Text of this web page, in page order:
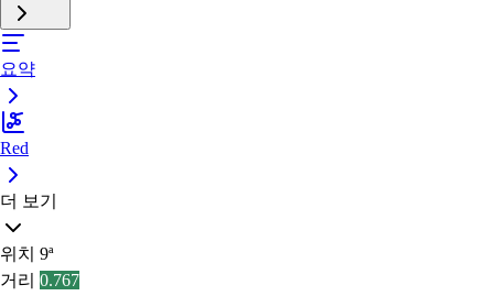
요약
Red
더 보기
위치 9ª
거리 0.767